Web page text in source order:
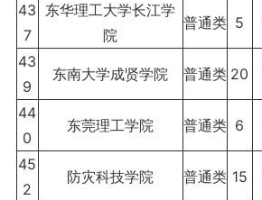
43
7
东华理工大学长江学
院
普通类 5
43
9
东南大学成贤学院 普通类 20
44
0
东莞理工学院 普通类 6
45
2
防灾科技学院 普通类 15